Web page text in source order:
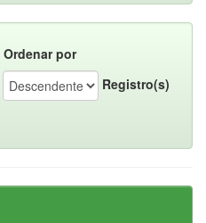
Ordenar por
Registro(s)